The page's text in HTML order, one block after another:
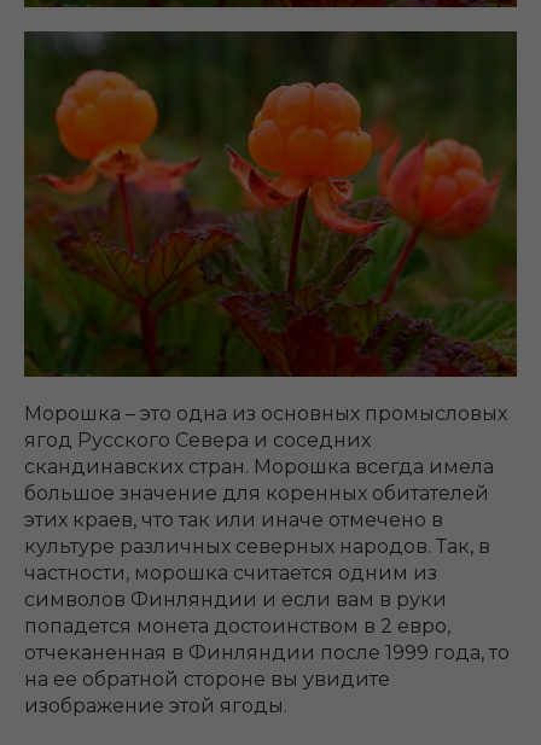
Морошка – это одна из основных промысловых
ягод Русского Севера и соседних
скандинавских стран. Морошка всегда имела
большое значение для коренных обитателей
этих краев, что так или иначе отмечено в
культуре различных северных народов. Так, в
частности, морошка считается одним из
символов Финляндии и если вам в руки
попадется монета достоинством в 2 евро,
отчеканенная в Финляндии после 1999 года, то
на ее обратной стороне вы увидите
изображение этой ягоды.